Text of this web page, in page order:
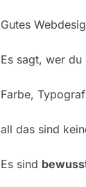
Gutes
Es sagt, wer
Farbe,
all das sind
Es sind